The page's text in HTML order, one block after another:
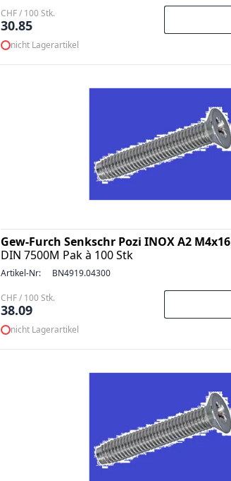
CHF / 100 Stk.
30.85
nicht Lagerartikel
Gew-Furch Senkschr Pozi INOX A2 M4x16
DIN 7500M Pak à 100 Stk
Artikel-Nr: BN4919.04300
CHF / 100 Stk.
38.09
nicht Lagerartikel